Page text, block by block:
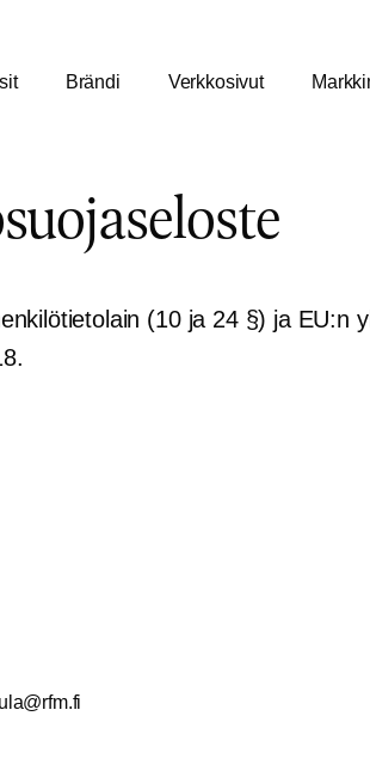
Brändi Verkkosivut
(10 ja 24 §) ja EU:n
if.mf